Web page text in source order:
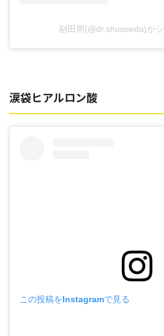
副田周(@dr.shusoeda)が
涙袋ヒアルロン酸
この投稿をInstagramで見る